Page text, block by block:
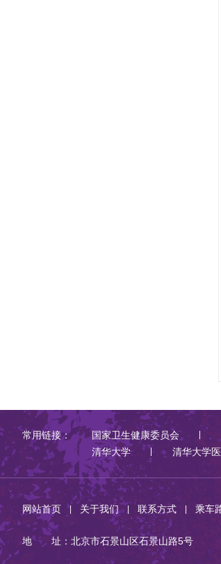
常用链接： 国家卫生健康委员会
清华大学
清华大学
网站首页 | 关于我们 联系方式 乘车
地 址：北京市石景山区石景山路5号